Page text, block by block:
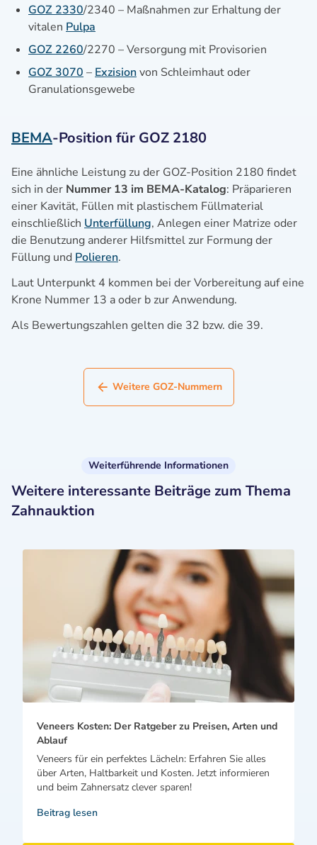
GOZ 2330/2340 – Maßnahmen zur Erhaltung der
vitalen Pulpa
GOZ 2260/2270 – Versorgung mit Provisorien
GOZ 3070 – Exzisionvon Schleimhaut oder
Granulationsgewebe
BEMA-Position für GOZ 2180
Eine ähnliche Leistung zu der GOZ-Position 2180 findet
sich in der Nummer 13 im BEMA-Katalog: Präparieren
einer Kavität, Füllen mit plastischem Füllmaterial
einschließlich Unterfüllung, Anlegen einer Matrize oder
die Benutzung anderer Hilfsmittel zur Formung der
Füllung und Polieren.
Laut Unterpunkt 4 kommen bei der Vorbereitung auf eine
Krone Nummer 13 a oder b zur Anwendung.
Als Bewertungszahlen gelten die 32 bzw. die 39.
Weitere GOZ-Nummern
Weiterführende Informationen
Weitere interessante Beiträge zum Thema
Zahnauktion
Veneers Kosten: Der Ratgeber zu Preisen, Arten und
Ablauf
Veneers für ein perfektes Lächeln: Erfahren Sie alles
über Arten, Haltbarkeit und Kosten. Jetzt informieren
und beim Zahnersatz clever sparen!
Beitrag lesen